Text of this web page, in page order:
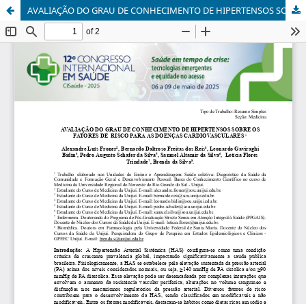
AVALIAÇÃO DO GRAU DE CONHECIMENTO DE HIPERTENSOS SOBRE OS FATORES DE RISCO PARA AS DOENÇAS CARDIOVASCULARES